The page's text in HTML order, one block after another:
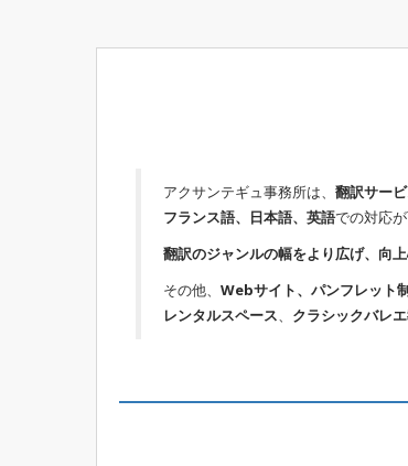
アクサンテギュ事務所は、 翻訳サー
フランス語、日本語、英語での対応が
翻訳のジャンルの幅をより広げ、向
その他、 Webサイト、パンフレット
レンタルスペース、 クラシックバレ